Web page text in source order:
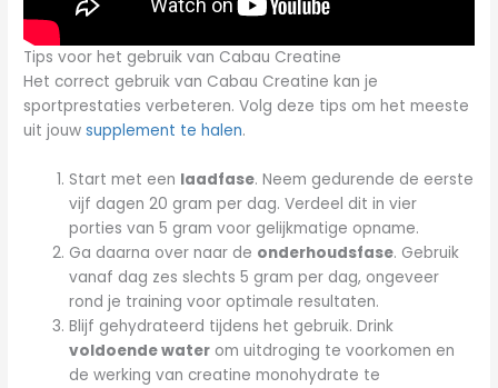
Tips voor het gebruik van Cabau Creatine
Het correct gebruik van Cabau Creatine kan je
sportprestaties verbeteren. Volg deze tips om het meeste
uit jouwsupplement te halen.
Start met een laadfase. Neem gedurende de eerste
vijf dagen 20 gram per dag. Verdeel dit in vier
porties van 5 gram voor gelijkmatige opname.
Ga daarna over naar de onderhoudsfase. Gebruik
vanaf dag zes slechts 5 gram per dag, ongeveer
rond je training voor optimale resultaten.
Blijf gehydrateerd tijdens het gebruik. Drink
voldoende water om uitdroging te voorkomen en
de werking van creatine monohydrate te